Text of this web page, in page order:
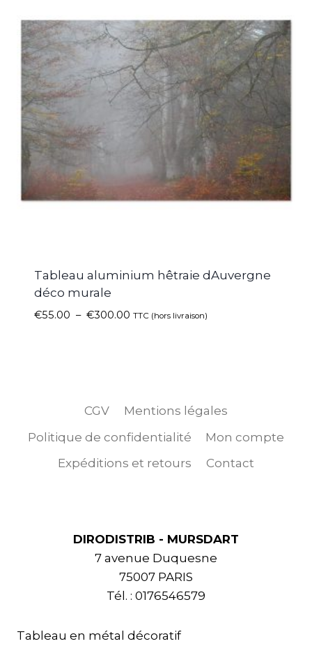
Tableau aluminium hêtraie dAuvergne
déco murale
€55.00 – €300.00 TTC (hors livraison)
CGV
Mentions légales
Politique de confidentialité
Mon compte
Expéditions et retours
Contact
DIRODISTRIB - MURSDART
7 avenue Duquesne
75007 PARIS
Tél. : 0176546579
Tableau en métal décoratif